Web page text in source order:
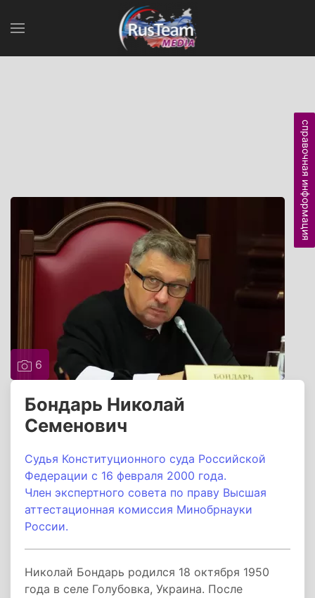
6
Бондарь Николай
Семенович
Судья Конституционного суда Российской
Федерации с 16 февраля 2000 года.
Член экспертного совета по праву Высшая
аттестационная комиссия Минобрнауки
России.
Николай Бондарь родился 18 октября 1950
года в селе Голубовка, Украина. После
справочная информация